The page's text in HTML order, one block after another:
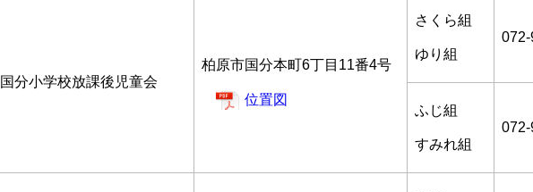
国分小学校放課後児童会
柏原市国分本町6丁目11番4号
位置図
さくら組
ゆり組
ふじ組
すみれ組